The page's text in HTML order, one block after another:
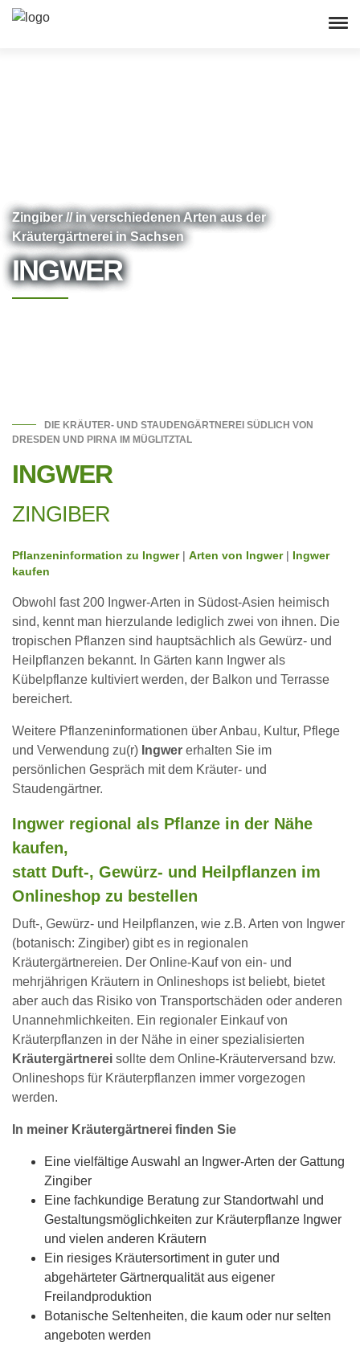
Zingiber // in verschiedenen Arten aus der
Kräutergärtnerei in Sachsen
INGWER
DIE KRÄUTER- UND STAUDENGÄRTNEREI SÜDLICH VON
DRESDEN UND PIRNA IM MÜGLITZTAL
INGWER
ZINGIBER
Pflanzeninformation zu Ingwer| Arten von Ingwer|
Ingwer
kaufen
Obwohl fast 200 Ingwer-Arten in Südost-Asien heimisch
sind, kennt man hierzulande lediglich zwei von ihnen. Die
tropischen Pflanzen sind hauptsächlich als Gewürz- und
Heilpflanzen bekannt. In Gärten kann Ingwer als
Kübelpflanze kultiviert werden, der Balkon und Terrasse
bereichert.
Weitere Pflanzeninformationen über Anbau, Kultur, Pflege
und Verwendung zu(r) Ingwer erhalten Sie im
persönlichen Gespräch mit dem Kräuter- und
Staudengärtner.
Ingwer regional als Pflanze in der Nähe
kaufen,
statt Duft-, Gewürz- und Heilpflanzen im
Onlineshop zu bestellen
Duft-, Gewürz- und Heilpflanzen, wie z.B. Arten von Ingwer
(botanisch: Zingiber) gibt es in regionalen
Kräutergärtnereien. Der Online-Kauf von ein- und
mehrjährigen Kräutern in Onlineshops ist beliebt, bietet
aber auch das Risiko von Transportschäden oder anderen
Unannehmlichkeiten. Ein regionaler Einkauf von
Kräuterpflanzen in der Nähe in einer spezialisierten
Kräutergärtnerei sollte dem Online-Kräuterversand bzw.
Onlineshops für Kräuterpflanzen immer vorgezogen
werden.
In meiner Kräutergärtnerei finden Sie
Eine vielfältige Auswahl an Ingwer-Arten der Gattung
Zingiber
Eine fachkundige Beratung zur Standortwahl und
Gestaltungsmöglichkeiten zur Kräuterpflanze Ingwer
und vielen anderen Kräutern
Ein riesiges Kräutersortiment in guter und
abgehärteter Gärtnerqualität aus eigener
Freilandproduktion
Botanische Seltenheiten, die kaum oder nur selten
angeboten werden